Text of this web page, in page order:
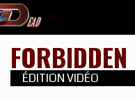
ÉDITION VIDÉO